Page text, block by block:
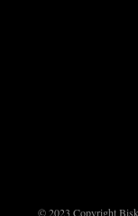
© 2023 Copyright